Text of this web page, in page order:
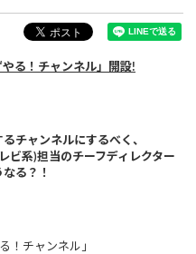
る！チャンネル」開設!
チャンネルにするべく、
ビ系)担当のチーフディレクター
る？！
！チャンネル」